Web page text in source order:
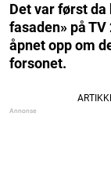
Det var først da
fasaden» på
åpnet opp om
forsonet.